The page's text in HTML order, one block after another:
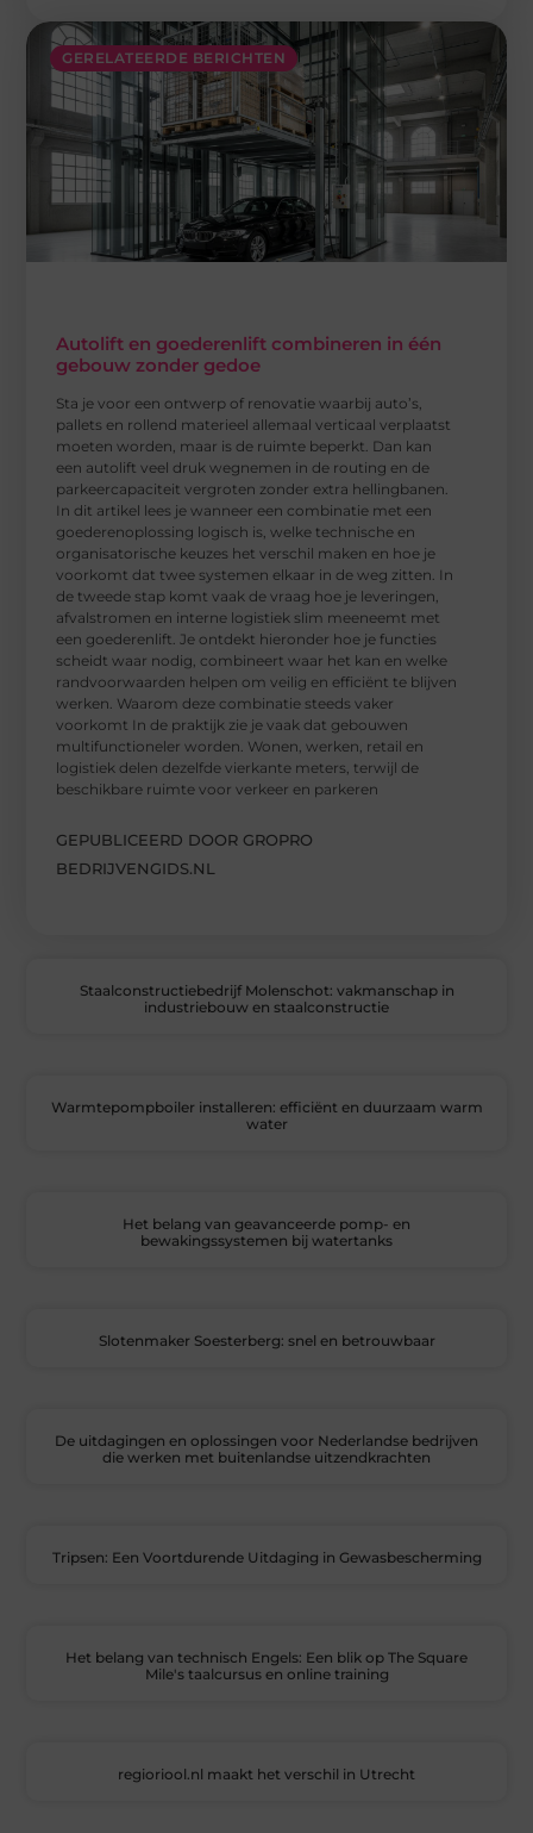
GERELATEERDE BERICHTEN
Autolift en goederenlift combineren in één
gebouw zonder gedoe
Sta je voor een ontwerp of renovatie waarbij auto’s,
pallets en rollend materieel allemaal verticaal verplaatst
moeten worden, maar is de ruimte beperkt. Dan kan
een autolift veel druk wegnemen in de routing en de
parkeercapaciteit vergroten zonder extra hellingbanen.
In dit artikel lees je wanneer een combinatie met een
goederenoplossing logisch is, welke technische en
organisatorische keuzes het verschil maken en hoe je
voorkomt dat twee systemen elkaar in de weg zitten. In
de tweede stap komt vaak de vraag hoe je leveringen,
afvalstromen en interne logistiek slim meeneemt met
een goederenlift. Je ontdekt hieronder hoe je functies
scheidt waar nodig, combineert waar het kan en welke
randvoorwaarden helpen om veilig en efficiënt te blijven
werken. Waarom deze combinatie steeds vaker
voorkomt In de praktijk zie je vaak dat gebouwen
multifunctioneler worden. Wonen, werken, retail en
logistiek delen dezelfde vierkante meters, terwijl de
beschikbare ruimte voor verkeer en parkeren
GEPUBLICEERD DOOR GROPRO
BEDRIJVENGIDS.NL
Staalconstructiebedrijf Molenschot: vakmanschap in
industriebouw en staalconstructie
Warmtepompboiler installeren: efficiënt en duurzaam warm
water
Het belang van geavanceerde pomp- en
bewakingssystemen bij watertanks
Slotenmaker Soesterberg: snel en betrouwbaar
De uitdagingen en oplossingen voor Nederlandse bedrijven
die werken met buitenlandse uitzendkrachten
Tripsen: Een Voortdurende Uitdaging in Gewasbescherming
Het belang van technisch Engels: Een blik op The Square
Mile's taalcursus en online training
regioriool.nl maakt het verschil in Utrecht